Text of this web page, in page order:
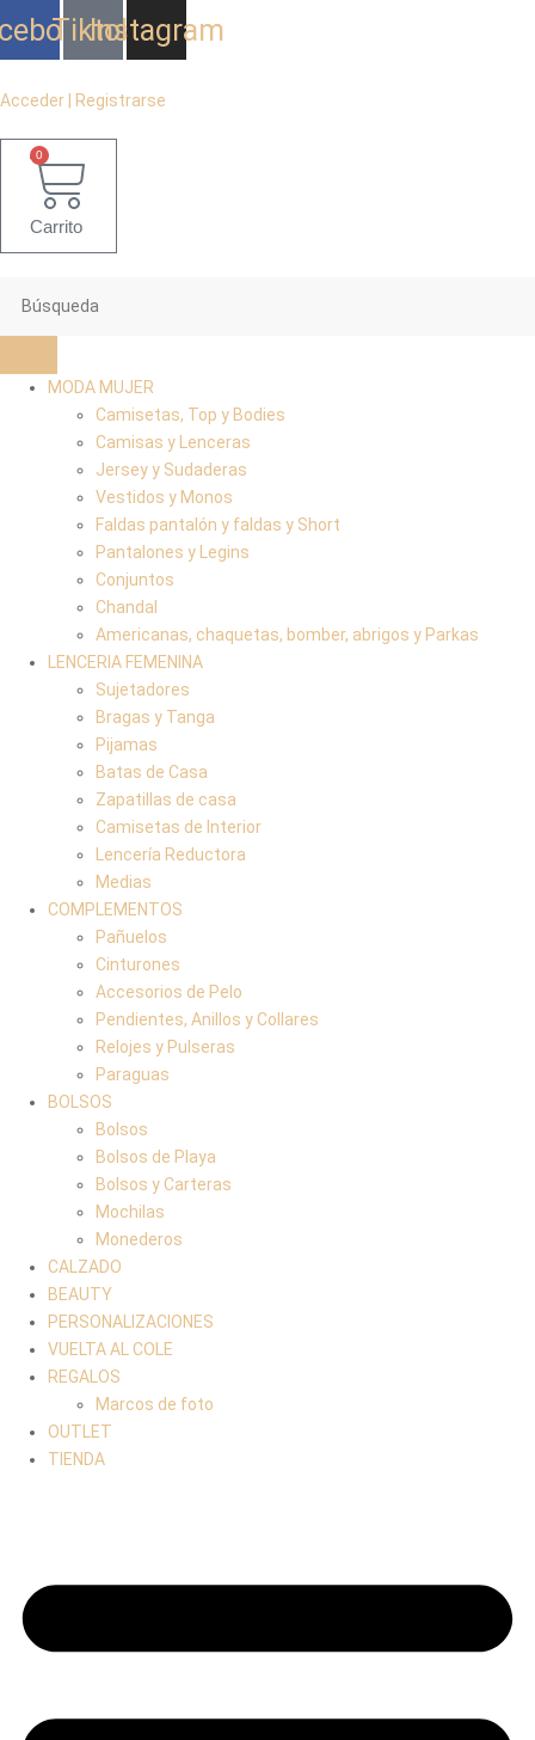
al
Tiktok
Instagram
Acceder | Registrarse
0
Carrito
MODA MUJER
Camisetas, Top y Bodies
Camisas y Lenceras
Jersey y Sudaderas
Vestidos y Monos
Faldas pantalón y faldas y Short
Pantalones y Legins
Conjuntos
Chandal
Americanas, chaquetas, bomber, abrigos y Parkas
LENCERIA FEMENINA
Sujetadores
Bragas y Tanga
Pijamas
Batas de Casa
Zapatillas de casa
Camisetas de Interior
Lencería Reductora
Medias
COMPLEMENTOS
Pañuelos
Cinturones
Accesorios de Pelo
Pendientes, Anillos y Collares
Relojes y Pulseras
Paraguas
BOLSOS
Bolsos
Bolsos de Playa
Bolsos y Carteras
Mochilas
Monederos
CALZADO
BEAUTY
PERSONALIZACIONES
VUELTA AL COLE
REGALOS
Marcos de foto
OUTLET
TIENDA